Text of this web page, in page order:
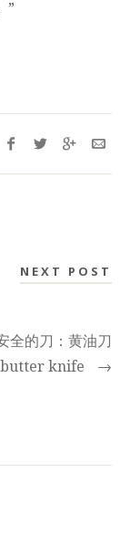
”
NEXT POST
全的刀：黄油刀
butter knife
→